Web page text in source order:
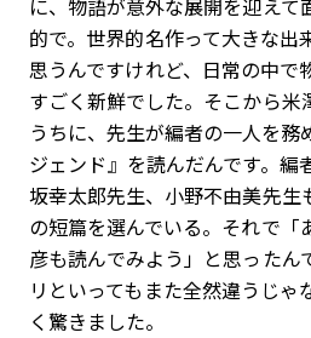
に、物語が意外な展開を迎え
的で。世界的名作って大きな出
思うんですけれど、日常の中で
すごく新鮮でした。そこから米
うちに、先生が編者の一人を務
ジェンド』を読んだんです。編
坂幸太郎先生、小野不由美先生
の短篇を選んでいる。それで「
彦も読んでみよう」と思ったん
リといってもまた全然違うじ
く驚きました。